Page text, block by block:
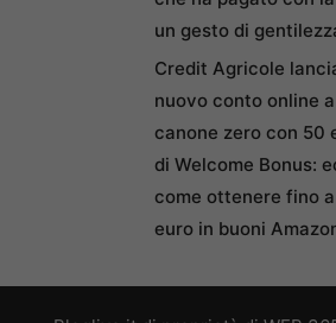
un gesto di
Credit Agricole
nuovo conto online a
canone zero con 50
di Welcome Bonus:
come ottenere fino
euro in buoni